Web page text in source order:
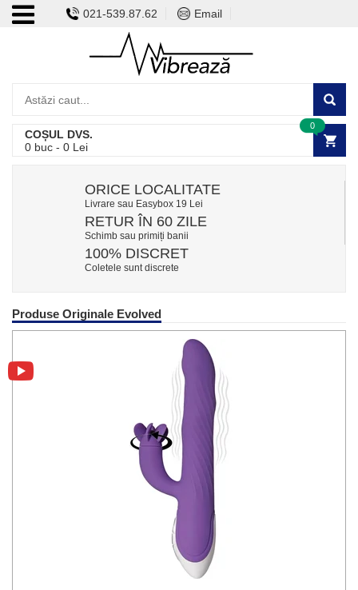
021-539.87.62 Email
COȘUL DVS.
0 buc - 0 Lei
0
ORICE LOCALITATE
Livrare sau Easybox 19 Lei
RETUR ÎN 60 ZILE
Schimb sau primiți banii
100% DISCRET
Coletele sunt discrete
Produse Originale Evolved